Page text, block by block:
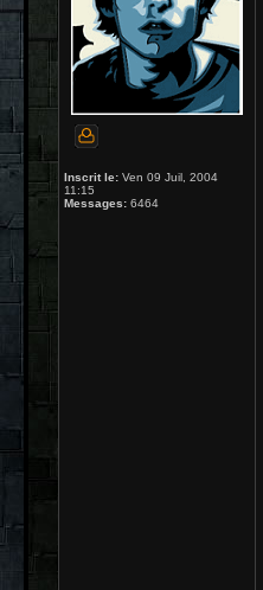
Inscrit le: Ven 09 Juil, 2004
11:15
Messages: 6464